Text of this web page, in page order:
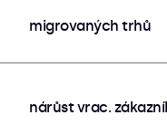
migrovaných trhů
nárůst vrac.